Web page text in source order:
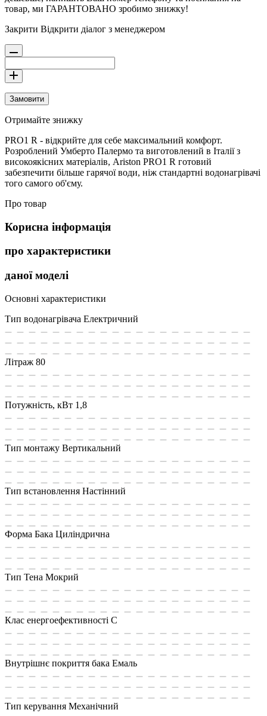
товар, ми ГАРАНТОВАНО зробимо знижку!
Закрити Відкрити діалог з менеджером
Замовити
Отримайте знижку
PRO1 R - відкрийте для себе максимальний комфорт.
Розроблений Умберто Палермо та виготовлений в Італії з
високоякісних матеріалів, Ariston PRO1 R готовий
забезпечити більше гарячої води, ніж стандартні водонагрівачі
того самого об'єму.
Про товар
Корисна інформація
про характеристики
даної моделі
Основні характеристики
Тип водонагрівача Електричний
Літраж 80
Потужність, кВт 1,8
Тип монтажу Вертикальний
Тип встановлення Настінний
Форма Бака Циліндрична
Тип Тена Мокрий
Клас енергоефективності C
Внутрішнє покриття бака Емаль
Тип керування Механічний